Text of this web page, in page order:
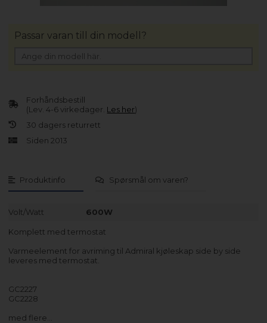
Produktinfo Spørsmål om varen?
Volt/Watt 600W
Komplett med termostat
Varmeelement for avriming til Admiral kjøleskap side by side
leveres med termostat.
GC2227
GC2228
med flere…
Forhåndsbestill
(Lev. 4-6 virkedager. Les her)
30 dagers returrett
Siden 2013
Passar varan till din modell?